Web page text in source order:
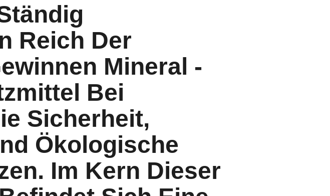
Reich Der
Mineral -
Bei
Sicherheit,
Ökologische
Im Kern Dieser